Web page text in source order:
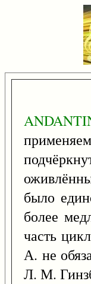
было
более
часть
А. не
Л. М.